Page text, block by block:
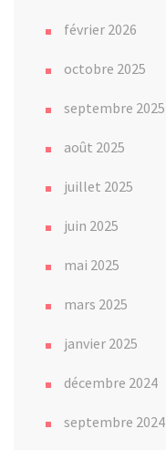
février 2026
octobre 2025
septembre 2025
août 2025
juillet 2025
juin 2025
mai 2025
mars 2025
janvier 2025
décembre 2024
septembre 2024